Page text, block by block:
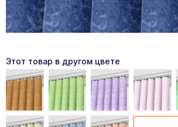
Этот товар в другом цвете